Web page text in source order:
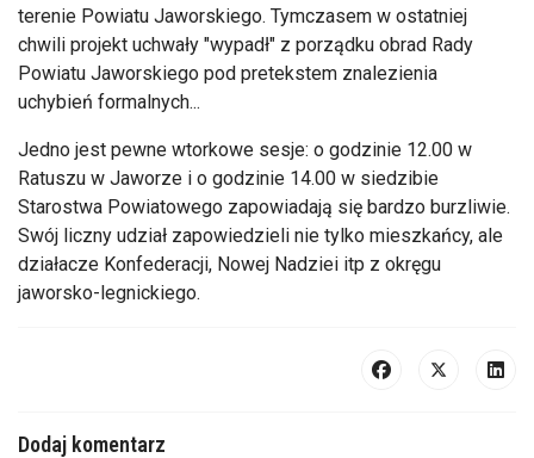
terenie Powiatu Jaworskiego. Tymczasem w ostatniej
chwili projekt uchwały "wypadł" z porządku obrad Rady
Powiatu Jaworskiego pod pretekstem znalezienia
uchybień formalnych...
Jedno jest pewne wtorkowe sesje: o godzinie 12.00 w
Ratuszu w Jaworze i o godzinie 14.00 w siedzibie
Starostwa Powiatowego zapowiadają się bardzo burzliwie.
Swój liczny udział zapowiedzieli nie tylko mieszkańcy, ale
działacze Konfederacji, Nowej Nadziei itp z okręgu
jaworsko-legnickiego.
Dodaj komentarz